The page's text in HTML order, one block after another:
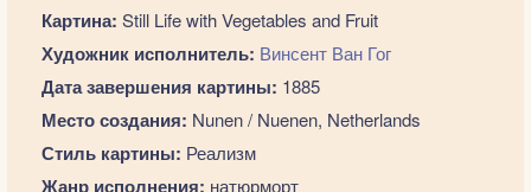
Картина: Still Life with Vegetables and Fruit
Художник исполнитель: Винсент Ван Гог
Дата завершения картины: 1885
Место создания: Nunen / Nuenen, Netherlands
Стиль картины: Реализм
Жанр исполнения: натюрморт